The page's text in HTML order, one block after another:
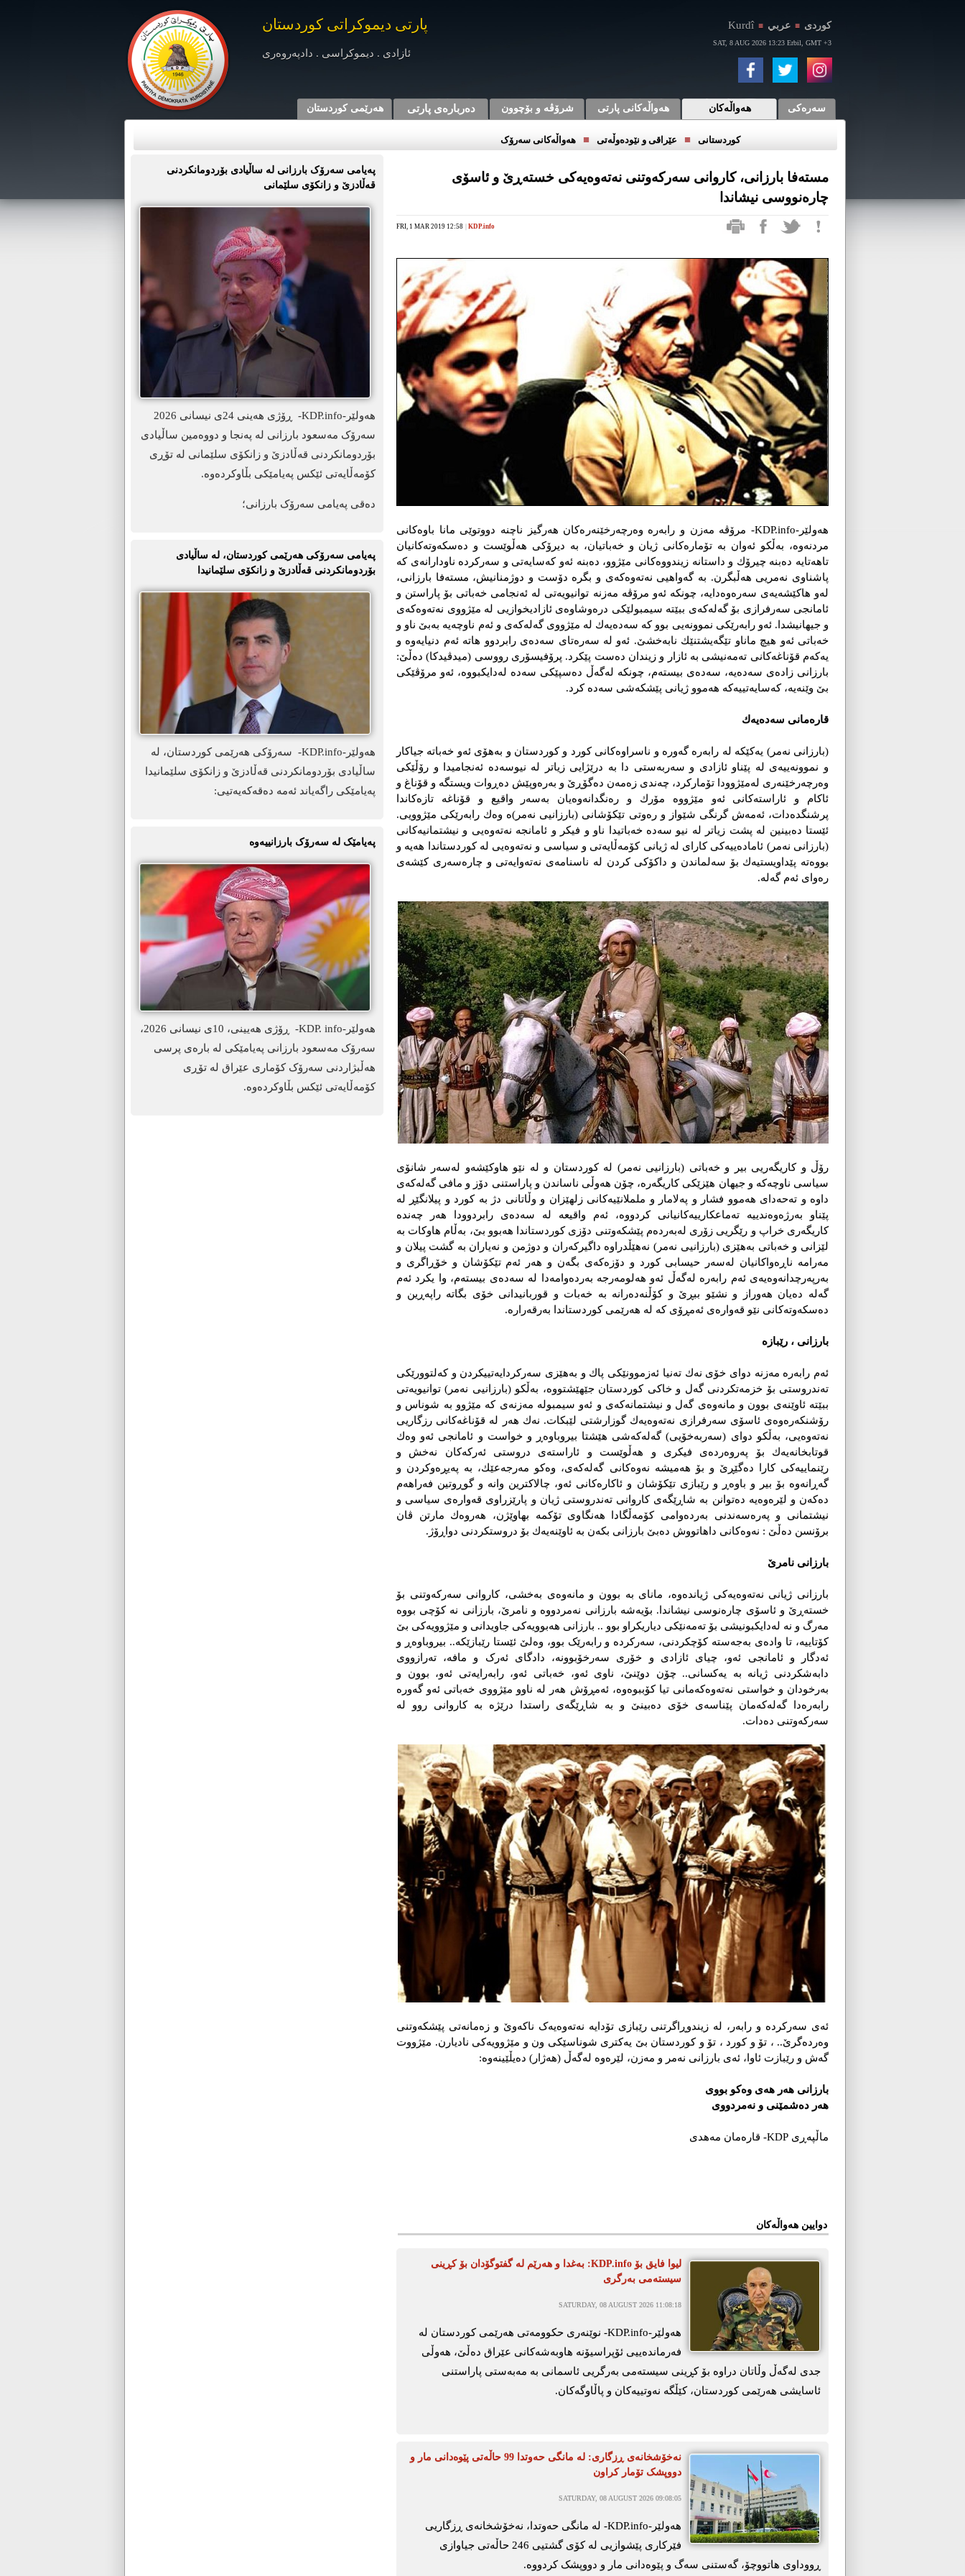
Kurdî ■ كوردی ■ عربي
SAT, 8 AUG 2026 13:23 Erbil, GMT +3
هه‌رێمی کوردستان دەربارەی پارتی شرۆڤه‌ و بۆچوون هەواڵەکانی پارتی هەواڵەکان سەرەکی
پارتی دیموکراتی کوردستان
ئازادی . دیموکراسی . دادپەروەری
کوردستانی ■ عێراقی و نێوده‌وڵه‌تی ■ هەواڵەکانی سەرۆک
مسته‌فا بارزانی، کاروانی سەرکەوتنی نه‌ته‌وه‌یه‌كی خستەڕێ و ئاسۆی
چارەنووسی نیشاندا
FRI, 1 MAR 2019 12:58 KDP.info
هه‌ولێر-KDP.info- مرۆڤه‌ مه‌زن و رابه‌ره‌ وه‌رچه‌رخێنه‌ره‌كان هه‌رگیز ناچنه‌ دووتوێی مانا باوه‌كانی
مردنه‌وه‌، به‌ڵكو ئه‌وان به‌ تۆماره‌كانی ژیان و خه‌باتیان، به‌ دیرۆكی هه‌ڵوێست و ده‌سكه‌وته‌كانیان
تاهه‌تایه‌ ده‌بنه‌ چیرۆك و داستانه‌ زیندووه‌كانی مێژوو، ده‌بنه‌ ئه‌و كه‌سایه‌تی و سه‌ركرده‌ ناودارانه‌ی كه‌
پاشناوی نه‌مریی هه‌ڵبگرن. به‌ گه‌واهیی نه‌ته‌وه‌كه‌ی و بگره‌ دۆست و دوژمنانیش، مسته‌فا بارزانی،
له‌و هاكێشه‌یه‌ی سه‌ره‌وه‌دایه‌، چونكه‌ ئه‌و مرۆڤه‌ مه‌زنه‌ توانیویه‌تی له‌ ئه‌نجامی خه‌باتی بۆ پاراستن و
ئامانجی سه‌رفرازی بۆ گه‌له‌كه‌ی ببێته‌ سیمبولێكی دره‌وشاوه‌ی‌ ئازادیخوازیی له‌ مێژووی نه‌ته‌وه‌كه‌ی
و جیهانیشدا. ئه‌و رابه‌رێكی نموونه‌یی بوو كه‌ سه‌ده‌یه‌ك له‌ مێژووی گه‌له‌كه‌ی و ئه‌م ناوچه‌یه‌ به‌بێ ناو و
خه‌باتی ئه‌و هیچ ماناو تێگه‌یشتنێك نابه‌خشێ. ئه‌و له‌ سه‌ره‌تای سه‌ده‌ی رابردوو هاته‌ ئه‌م دنیایه‌وه ‌و
یه‌كه‌م قۆناغه‌كانی ته‌مه‌نیشی به‌ ئازار و زیندان ده‌ست پێكرد. پرۆفیسۆری رووسی (میدڤیدكا) دەڵێ:
بارزانی زادەی سەدەیە، سەدەی بیستەم، چونكە لەگەڵ دەسپێكی سەدە لەدایكبووە، ئەو مرۆڤێكی
بێ وێنەیە، كەسایەتییەكە هەموو ژیانی پێشكەشی سەدە كرد.
قاره‌مانی سه‌ده‌یه‌ك
(بارزانی نەمر) یەكێكە لە رابەرە گەورە و ناسراوەكانی كورد و كوردستان و بەهۆی ئەو خەباتە جیاكار
و نموونەییەی لە پێناو ئازادی و سه‌ربه‌ستی دا بە درێژایی زیاتر لە نیوسەدە ئەنجامیدا و رۆڵێكی
وەرچەرخێنەری لەمێژوودا تۆماركرد، چەندی زەمەن دەگۆڕێ و بەرەوپێش دەڕوات ویستگە و قۆناغ و
ئاكام و ئاراستەكانی ئەو مێژووە مۆرك و رەنگدانەوەیان بەسەر واقیع و قۆناغە تازەكاندا
پرشنگدەدات، ئەمەش گرنگی شێواز و رەوتی تێكۆشانی (بارزانیی نەمر)ه‌ وەك رابەرێكی مێژوویی.
ئێستا دەبینین لە پشت زیاتر لە نیو سەدە خەباتیدا ناو و فیكر و ئامانجە نەتەوەیی و نیشتمانیەكانی
(بارزانی نه‌مر) ئامادەییەكی كارای لە ژیانی كۆمەڵایەتی و سیاسی و نەتەوەیی لە كوردستاندا هەیە و
بووەتە پێداویستیەك بۆ سه‌لماندن و داكۆكی كردن لە ناسنامەی نەتەوایەتی و چارەسەری كێشەی
رەوای ئەم گەلە.
رۆڵ و كاریگەریی بیر و خەباتی (بارزانیی نەمر) لە كوردستان و لە نێو هاوكێشەو لەسەر شانۆی
سیاسی ناوچەكە و جیهان هێزێكی كاریگەره‌، چۆن هەوڵی ناساندن و پاراستنی دۆز و مافی گەلەكەی
داوە و تەحەدای هەموو فشار و پەلامار و ململانێیەكانی زلهێزان و وڵاتانی دژ بە كورد و پیلانگێڕ لە
پێناو بەرژەوەندییە تەماعكارییەكانیانی كردووە، ئەم واقیعە لە سەدەی رابردوودا هەر چەندە
كاریگەری خراپ و رێگریی زۆری لەبەردەم پێشكەوتنی دۆزی كوردستاندا هەبوو بێ، بەڵام هاوكات بە
لێزانی و خەباتی بەهێزی (بارزانیی نەمر) نەهێڵدراوە داگیركەران و دوژمن و نەیاران بە گشت پیلان و
مەرامە ناڕەواكانیان لەسەر حیسابی كورد و دۆزەكەی بگەن و هەر ئەم تێكۆشان و خۆڕاگری و
بەرپەرچدانەوەیەی ئەم رابەرە لەگەڵ ئەو هەلومەرجە بەردەوامەدا لە سەدەی بیستەم، وا یكرد ئەم
گەلە دەیان هەوراز و نشێو ببڕێ و كۆڵنەدەرانە بە خەبات و قوربانیدانی خۆی بگاتە راپەڕین و
دەسكەوتەكانی نێو قەوارەی ئەمڕۆی كە لە هەرێمی كوردستاندا بەرقەرارە.
بارزانی ، رێبازه‌
ئەم رابەرە مەزنە دوای خۆی نەك تەنیا ئەزموونێكی پاك و به‌هێزی سه‌ركردایه‌تییكردن و كەلتوورێكی
ته‌ندروستی بۆ خزمەتكردنی گەل و خاكی كوردستان جێهێشتووە، بەڵكو (بارزانیی نەمر) توانیویه‌تی
ببێتە ئاوێنەی بوون و مانەوەی گەل و نیشتمانەكەی و ئەو سیمبولە مەزنەی كە مێژوو بە شوناس و
رۆشنكەرەوه‌ی ئاسۆی سەرفرازی نەتەوەیەك گوزارشتی لێبكات. نەك هەر لە قۆناغەكانی رزگاریی
نەتەوەیی، بەڵكو دوای (سەربەخۆیی) گەلەكەشی هێشتا بیروباوەڕ و خواست و ئامانجی ئەو وەك
قوتابخانەیەك بۆ پەروەردەی فیكری و هەڵوێست و ئاراستەی دروستی ئەركەكان نەخش و
رێنماییەكی كارا دەگێڕێ‌ و بۆ هەمیشە نەوەكانی گەلەكەی، وەكو مەرجەعێك، بە پەیڕەوكردن و
گەڕانەوە بۆ بیر و باوەڕ و رێبازی تێكۆشان و ئاكارەكانی ئەو، چالاكترین وانە و گوڕوتین فەراهەم
دەكەن و لێرەوەیە دەتوانن بە شاڕێگەی كاروانی تەندروستی ژیان و پارێزراوی قەوارەی سیاسی و
نیشتمانی و پەرەسەندنی بەردەوامی كۆمەڵگادا هەنگاوی تۆكمە بهاوێژن، هه‌روه‌ك مارتن ڤان
برۆنسن ده‌ڵێ : نەوەكانی داهاتووش دەبێ بارزانی بكەن بە ئاوێنەیەك بۆ دروستكردنی دواڕۆژ.
بارزانی نامرێ
بارزانی ژیانی نەتەوەیەکی ژیانده‌وە، مانای بە بوون و مانەوەی بەخشی، کاروانی سەرکەوتنی بۆ
خستەڕێ و ئاسۆی چارەنوسی نیشاندا. بۆیه‌شه‌ بارزانی نه‌مردووه‌ و نامرێ، بارزانی نە کۆچی بووە
مەرگ و نە لەدایکبونیشی بۆ تەمەنێکی دیاریکراو بوو .. بارزانی هەبوویەکی جاویدانی و مێژوویەکی بێ
کۆتاییه‌، تا وادەی بەجەستە کۆچکردنی، سەرکردە و رابەرێک بوو، وەلێ ئێستا رێبازێکه‌.. بیروباوەڕ و
ئەدگار و ئامانجی ئه‌و‌، چیای ئازادی و خۆری سەرخۆبوونە، دادگای ئەرک و مافە، تەرازووی
دابەشکردنی ژیانە بە یەکسانی.. چۆن دوێنێ، ناوی ئه‌و، خەباتی ئه‌و، رابەرایەتی ئه‌و، بوون و
بەرخودان و خواستی نەتەوەکەمانی تیا کۆببوەوە، ئەمڕۆش هه‌ر له‌ ناوو مێژووی خه‌باتی ئه‌و گه‌وره‌
رابه‌ر‌ه‌دا گه‌له‌كه‌مان پێناسەی خۆی دەبینێ و به‌ شاڕێگەی راستدا درێژە بە کاروانی روو لە
سەرکەوتنی دەدات.
ئەی سەرکردە و رابەر، لە زیندوڕاگرتنی رێبازی تۆدایە نەتەوەیەک ناکەوێ و زەمانەتی پێشکەوتنی
وەردەگرێ.. ، تۆ و كورد ، تۆ و كوردستان بێ‌ یەكتری شوناسێكی ون و مێژوویەكی نادیارن. مێژووت
گەش و رێبازت ئاوا، ئەی بارزانی نەمر و مەزن، لێره‌وه‌ له‌گه‌ڵ (هه‌ژار) ده‌یڵێینه‌وه‌:
بارزانی هه‌ر هه‌ی وه‌كو بووی
هه‌ر ده‌شمێنی و نه‌مردووی
ماڵپه‌ڕی KDP- قاره‌مان مه‌هدی
دوایین هەواڵەکان
لیوا فایق بۆ KDP.info: بەغدا و هەرێم لە گفتوگۆدان بۆ کڕینی
سیستەمی بەرگری
SATURDAY, 08 AUGUST 2026 11:08:18
هەولێر-KDP.info- نوێنەری حکوومەتی هەرێمی کوردستان لە
فەرماندەییی ئۆپراسیۆنە هاوبەشەکانی عێراق دەڵێ، هەوڵی
جدی لەگەڵ وڵاتان دراوە بۆ کڕینی سیستەمی بەرگریی ئاسمانی بە مەبەستی پاراستنی
ئاسایشی هەرێمی کوردستان، کێڵگە نەوتییەکان و پاڵاوگەکان.
نەخۆشخانەی ڕزگاری: لە مانگی حەوتدا 99 حاڵەتی پێوەدانی مار و
دووپشک تۆمار کراون
SATURDAY, 08 AUGUST 2026 09:08:05
هەولێر-KDP.info- لە مانگی حەوتدا، نەخۆشخانەی ڕزگاریی
فێرکاری پێشوازیی لە کۆی گشتیی 246 حاڵەتی جیاوازی
ڕووداوی هاتووچۆ، گەستنی سەگ و پێوەدانی مار و دووپشک کردووە.
پەیامی سەرۆک بارزانی لە ساڵیادی بۆردومانکردنی
قەڵادزێ و زانکۆی سلێمانی
ھەولێر-KDP.info- ڕۆژی هەینی 24ی نیسانی 2026
سەرۆک مەسعود بارزانی لە پەنجا و دووەمین ساڵیادی
بۆردومانکردنی قەڵادزێ و زانکۆی سلێمانی لە تۆڕی
کۆمەڵایەتی ئێکس پەیامێکی بڵاوکردەوە.
دەقی پەیامی سەرۆک بارزانی؛
پەیامی سەرۆکی ھەرێمی کوردستان، لە ساڵیادی
بۆردومانکردنی قەڵادزێ و زانکۆی سلێمانیدا
ھەولێر-KDP.info- سەرۆکی ھەرێمی کوردستان، لە
ساڵیادی بۆردومانکردنی قەڵادزێ و زانکۆی سلێمانیدا
پەیامێکی راگەیاند ئەمە دەقەکەیەتیی:
پەیامێک لە سەرۆک بارزانییەوە
ھەولێر-KDP. info- ڕۆژی هەیینی، 10ی نیسانی 2026،
سەرۆک مەسعود بارزانی پەیامێکی لە بارەی پرسی
هەڵبژاردنی سەرۆک کۆماری عێراق لە تۆڕی
کۆمەڵایەتی ئێکس بڵاوکردەوە.